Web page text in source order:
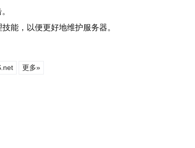
能，以便更好地维护服务器。
更多»